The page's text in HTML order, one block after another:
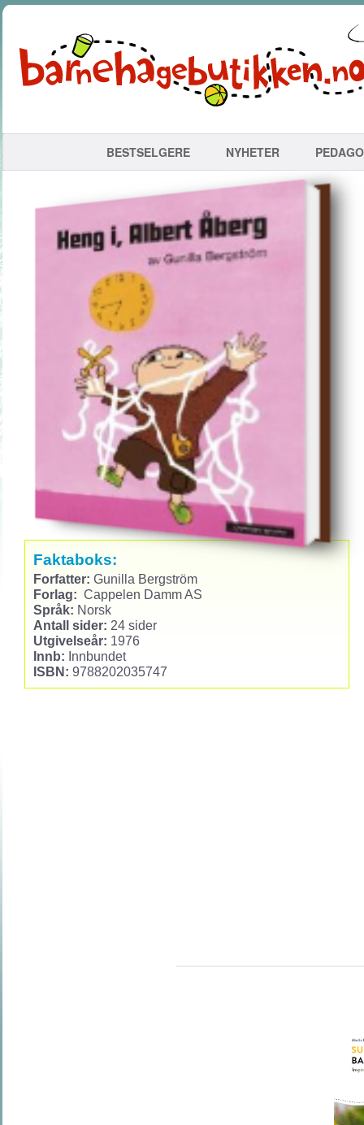
BESTSELGERE NYHETER
Faktaboks:
Forfatter: Gunilla Bergström
Forlag: Cappelen Damm AS
Språk: Norsk
Antall sider: 24 sider
Utgivelseår: 1976
Innb: Innbundet
ISBN: 9788202035747